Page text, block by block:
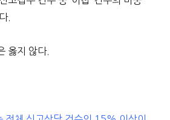
.
옳지 않다.